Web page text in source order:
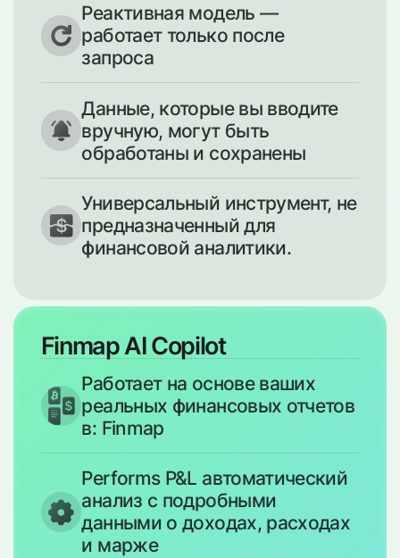
Реактивная модель —
работает только после
запроса
Данные, которые вы вводите
вручную, могут быть
обработаны и сохранены
Универсальный инструмент, не
предназначенный для
финансовой аналитики.
Finmap AI Copilot
Работает на основе ваших
реальных финансовых отчетов
в: Finmap
Performs P&L автоматический
анализ с подробными
данными о доходах, расходах
и марже